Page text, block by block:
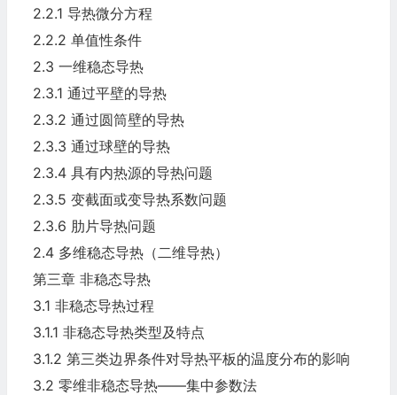
2.2.1 导热微分方程
2.2.2 单值性条件
2.3 一维稳态导热
2.3.1 通过平壁的导热
2.3.2 通过圆筒壁的导热
2.3.3 通过球壁的导热
2.3.4 具有内热源的导热问题
2.3.5 变截面或变导热系数问题
2.3.6 肋片导热问题
2.4 多维稳态导热（二维导热）
第三章 非稳态导热
3.1 非稳态导热过程
3.1.1 非稳态导热类型及特点
3.1.2 第三类边界条件对导热平板的温度分布的影响
3.2 零维非稳态导热——集中参数法